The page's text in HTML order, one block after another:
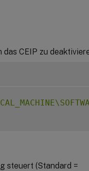
CEIP zu
steuert (Standard =